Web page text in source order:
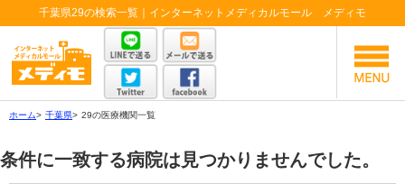
千葉県29の検索一覧｜インターネットメディカルモール メディモ
ホーム> 千葉県> 29の医療機関一覧
条件に一致する病院は見つかりませんでした。